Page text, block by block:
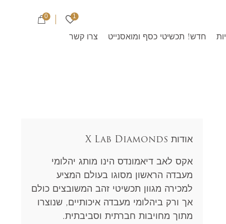
1
0
חדש! תכשיטי כסף ומואסנייט צרו קשר
אודות X Lab Diamonds
אקס לאב דיאמונדס הינו מותג יהלומי
מעבדה הראשון מסוגו בעולם המציע
למכירה מגוון תכשיטי זהב המשובצים כולם
אך ורק ביהלומי מעבדה איכותיים, שנוצרו
מתוך מחויבות חברתית וסביבתית.